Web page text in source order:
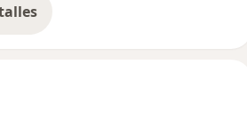
experiencia